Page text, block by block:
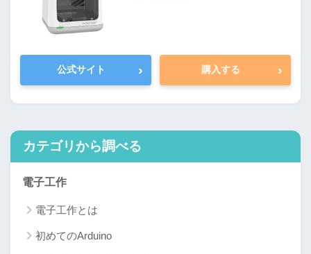
公式サイト › 購入する ›
カテゴリから調べる
電子工作
電子工作とは
初めてのArduino